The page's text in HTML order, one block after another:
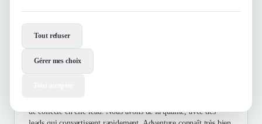
Tout refuser
Gérer mes choix
Astrid Jobard
de collecte en clic-lead. Nous avons de la qualité, avec des